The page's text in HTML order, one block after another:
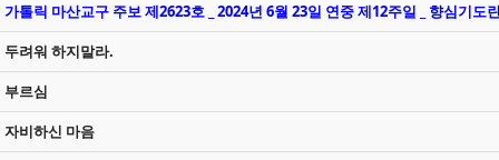
가톨릭 마산교구 주보 제2623호 _ 2024년 6월 23일 연중 제12주일 _ 향심기도
두려워 하지말라.
부르심
자비하신 마음